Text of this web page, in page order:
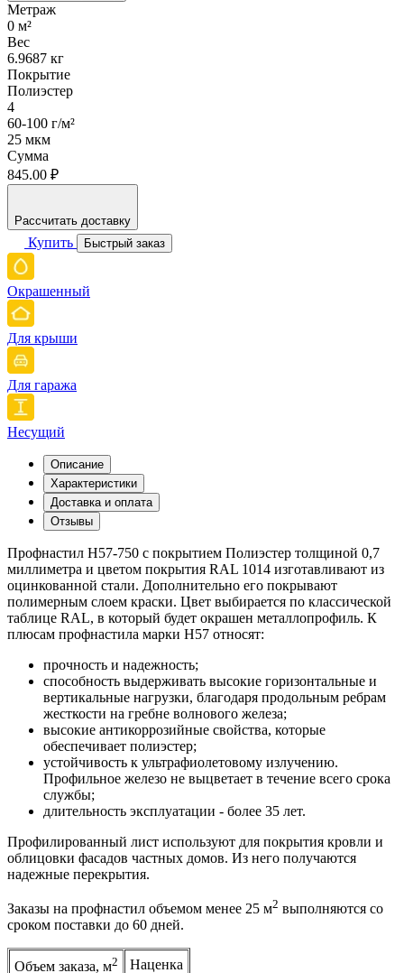
Метраж
0 м²
Вес
6.9687 кг
Покрытие
Полиэстер
4
60-100 г/м²
25 мкм
Сумма
845.00 ₽
Рассчитать доставку
Купить Быстрый заказ
Окрашенный
Для крыши
Для гаража
Несущий
Описание
Характеристики
Доставка и оплата
Отзывы
Профнастил Н57-750 с покрытием Полиэстер толщиной 0,7
миллиметра и цветом покрытия RAL 1014 изготавливают из
оцинкованной стали. Дополнительно его покрывают
полимерным слоем краски. Цвет выбирается по классической
таблице RAL, в который будет окрашен металлопрофиль. К
плюсам профнастила марки Н57 относят:
прочность и надежность;
способность выдерживать высокие горизонтальные и
вертикальные нагрузки, благодаря продольным ребрам
жесткости на гребне волнового железа;
высокие антикоррозийные свойства, которые
обеспечивает полиэстер;
устойчивость к ультрафиолетовому излучению.
Профильное железо не выцветает в течение всего срока
службы;
длительность эксплуатации - более 35 лет.
Профилированный лист используют для покрытия кровли и
облицовки фасадов частных домов. Из него получаются
надежные перекрытия.
Заказы на профнастил объемом менее 25 м2 выполняются со
сроком поставки до 60 дней.
Объем заказа, м2 Наценка